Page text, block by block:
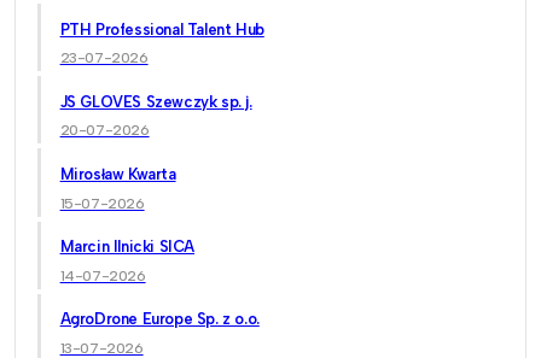
PTH Professional Talent Hub
23-07-2026
JS GLOVES Szewczyk sp. j.
20-07-2026
Mirosław Kwarta
15-07-2026
Marcin Ilnicki SICA
14-07-2026
AgroDrone Europe Sp. z o.o.
13-07-2026